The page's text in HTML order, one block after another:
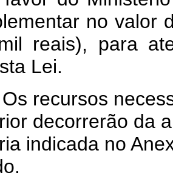
no valor
reais), para
Lei.
Os recursos
decorrerão da
indicada no